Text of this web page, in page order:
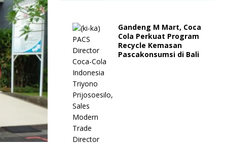
Gandeng M Mart, Coca
Cola Perkuat Program
Recycle Kemasan
Pascakonsumsi di Bali